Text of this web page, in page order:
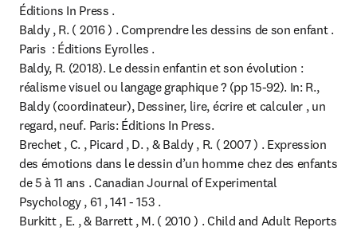
Éditions In Press .
Baldy , R. ( 2016 ) . Comprendre les dessins de son enfant .
Paris  : Éditions Eyrolles .
Baldy, R. (2018). Le dessin enfantin et son évolution :
réalisme visuel ou langage graphique ? (pp 15-92). In: R.,
Baldy (coordinateur), Dessiner, lire, écrire et calculer , un
regard, neuf. Paris: Éditions In Press.
Brechet , C. , Picard , D. , & Baldy , R. ( 2007 ) . Expression
des émotions dans le dessin d’un homme chez des enfants
de 5 à 11 ans . Canadian Journal of Experimental
Psychology , 61 , 141 - 153 .
Burkitt , E. , & Barrett , M. ( 2010 ) . Child and Adult Reports